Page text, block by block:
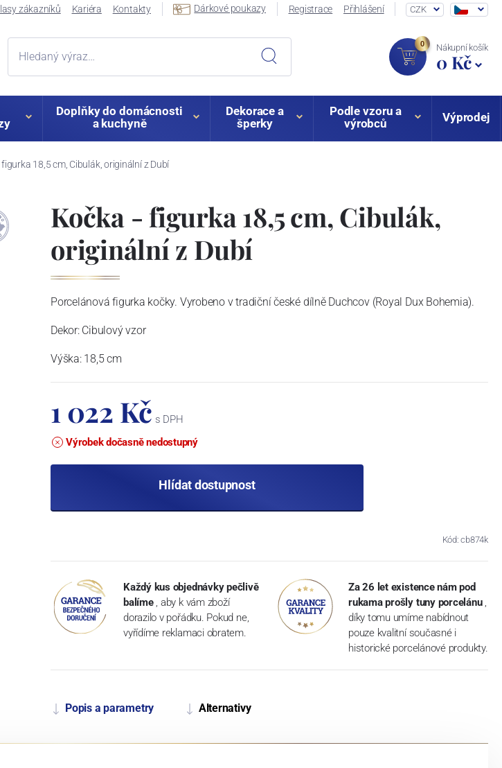
zákazníků Kariéra Kontakty Dárkové poukazy Registrace Přihlášení CZK
0 Nákupní košík
0 Kč
Doplňky do domácnosti
a kuchyně
Dekorace a
šperky
Podle vzoru a
výrobců
Výprodej
figurka 18,5 cm, Cibulák, originální z Dubí
Kočka - figurka 18,5 cm, Cibulák,
originální z Dubí
Porcelánová figurka kočky. Vyrobeno v tradiční české dílně Duchcov (Royal Dux Bohemia).
Dekor: Cibulový vzor
Výška: 18,5 cm
1 022 Kč s DPH
Výrobek dočasně nedostupný
Hlídat dostupnost
Kód: cb874k
Každý kus objednávky pečlivě
balíme , aby k vám zboží
dorazilo v pořádku. Pokud ne,
vyřídíme reklamaci obratem.
Za 26 let existence nám pod
rukama prošly tuny porcelánu ,
díky tomu umíme nabídnout
pouze kvalitní současné i
historické porcelánové produkty.
Popis a parametry Alternativy